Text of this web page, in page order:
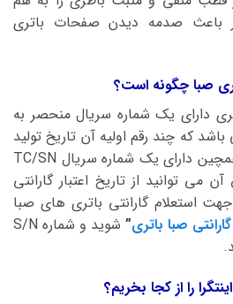
باعث صدمه دیدن صفحات باتری
صبا چگونه است؟
دارای یک شماره سریال منحصر به
که چند رقم اولیه آن تاریخ تولید
باتری را نشان می دهد. همچین دارای یک شماره سریال TC/SN
توانید از تاریخ اعتبار گارانتی
استعلام گارانتی باتری های صبا
صبا باتری”
شوید و شماره S/N
را از کجا بخریم؟